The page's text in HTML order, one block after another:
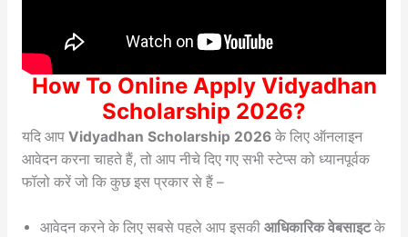
How To Online Apply Vidyadhan
Scholarship 2026?
यदि आप Vidyadhan Scholarship 2026के लिए ऑनलाइन
आवेदन करना चाहते हैं, तो आप नीचे दिए गए सभी स्टेप्स को ध्यानपूर्वक
फॉलो करें जो कि कुछ इस प्रकार से हैं –
आवेदन करने के लिए सबसे पहले आप इसकी आधिकारिक वेबसाइटके